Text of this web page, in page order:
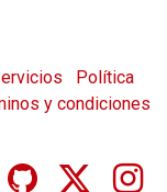
Política
y condiciones